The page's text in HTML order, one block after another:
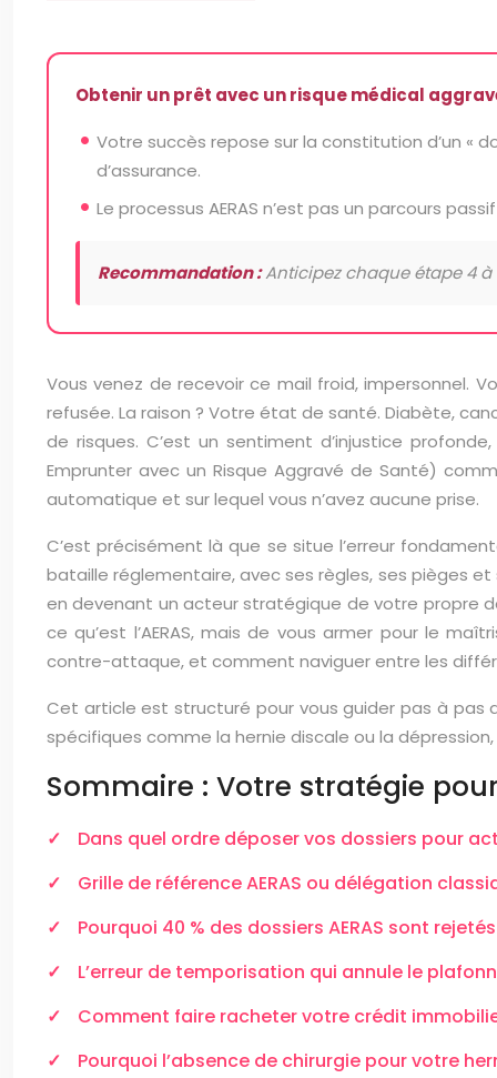
Obtenir un prêt avec un risque médical
Votre succès repose sur la constitution d’un «
d’assurance.
Le processus AERAS n’est pas un parcours
Recommandation :Anticipez chaque étape 4 à
Vous venez de recevoir ce mail froid, impersonnel.
refusée. La raison ? Votre état de santé. Diabète,
de risques. C’est un sentiment d’injustice
Emprunter avec un Risque Aggravé de Santé)
automatique et sur lequel vous n’avez aucune prise.
C’est précisément là que se situe l’erreur
bataille réglementaire, avec ses règles, ses pièges
en devenant un acteur stratégique de votre propre
ce qu’est l’AERAS, mais de vous armer pour le
contre-attaque, et comment naviguer entre les
Cet article est structuré pour vous guider pas à
spécifiques comme la hernie discale ou la
Sommaire : Votre stratégie
Dans quel ordre déposer vos dossiers pour
Grille de référence AERAS ou délégation
Pourquoi 40 % des dossiers AERAS sont
L’erreur de temporisation qui annule le
Comment faire racheter votre crédit
Pourquoi l’absence de chirurgie pour votre